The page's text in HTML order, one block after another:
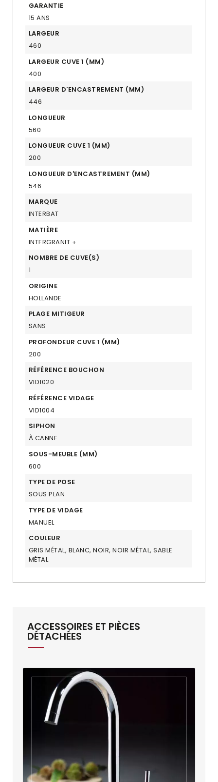
GARANTIE
15 ANS
LARGEUR
460
LARGEUR CUVE 1 (MM)
400
LARGEUR D'ENCASTREMENT (MM)
446
LONGUEUR
560
LONGUEUR CUVE 1 (MM)
200
LONGUEUR D'ENCASTREMENT (MM)
546
MARQUE
INTERBAT
MATIÈRE
INTERGRANIT +
NOMBRE DE CUVE(S)
1
ORIGINE
HOLLANDE
PLAGE MITIGEUR
SANS
PROFONDEUR CUVE 1 (MM)
200
RÉFÉRENCE BOUCHON
VID1020
RÉFÉRENCE VIDAGE
VID1004
SIPHON
À CANNE
SOUS-MEUBLE (MM)
600
TYPE DE POSE
SOUS PLAN
TYPE DE VIDAGE
MANUEL
COULEUR
GRIS MÉTAL, BLANC, NOIR, NOIR MÉTAL, SABLE
MÉTAL
ACCESSOIRES ET PIÈCES
DÉTACHÉES